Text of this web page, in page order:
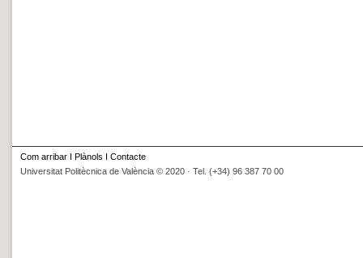
Com arribar I Plànols I Contacte
Universitat Politècnica de València © 2020 · Tel. (+34) 96 387 70 00